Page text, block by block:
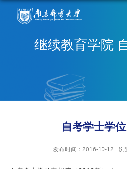
继续教育学院
自考学士学
发布时间：2016-10-12 浏